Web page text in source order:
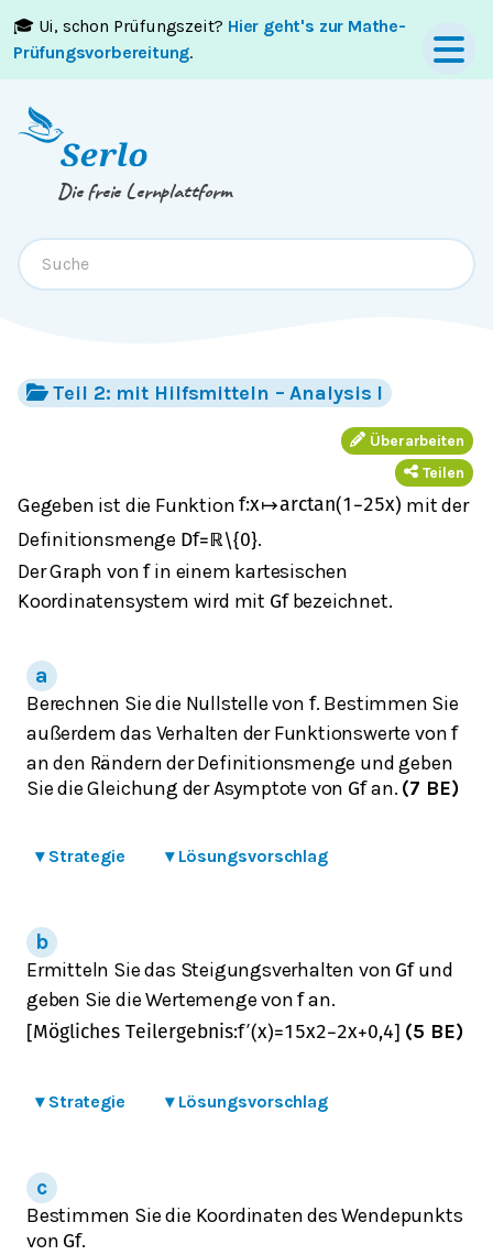
🎓 Ui, schon Prüfungszeit? Hier geht's zur Mathe-
Prüfungsvorbereitung.
Springe zumInhaltoderFooter
Die freie Lernplattform
Teil 2: mit Hilfsmitteln – Analysis I
Überarbeiten
Teilen
Gegeben ist die Funktionf:x↦arctan(1 −25x) mit der
Definitionsmenge Df= ℝ\{0}.
Der Graph vonfin einem kartesischen
Koordinatensystem wird mit Gfbezeichnet.
Berechnen Sie die Nullstelle von f. Bestimmen Sie
außerdem das Verhalten der Funktionswerte vonf
an den Rändern der Definitionsmenge und geben
Sie die Gleichung der Asymptote von Gfan. (7 BE)
▾ Strategie ▾ Lösungsvorschlag
Ermitteln Sie das Steigungsverhalten von Gfund
geben Sie die Wertemenge vonfan.
[Mögliches Teilergebnis:f′(x)=1 5x2−2x+0,4] (5 BE)
▾ Strategie ▾ Lösungsvorschlag
Bestimmen Sie die Koordinaten des Wendepunkts
von Gf.